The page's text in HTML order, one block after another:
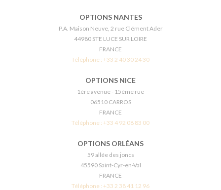
OPTIONS NANTES
P.A. Maison Neuve, 2 rue Clément Ader
44980 STE LUCE SUR LOIRE
FRANCE
Téléphone : +33 2 40 30 24 30
OPTIONS NICE
1ère avenue - 15ème rue
06510 CARROS
FRANCE
Téléphone : +33 4 92 08 83 00
OPTIONS ORLÉANS
59 allée des joncs
45590 Saint-Cyr-en-Val
FRANCE
Téléphone : +33 2 38 41 12 96